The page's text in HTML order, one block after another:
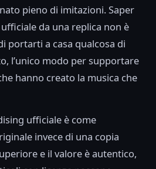
pieno di imitazioni. Saper
da una replica non è
portarti a casa qualcosa di
l’unico modo per supportare
hanno creato la musica che
ufficiale è come
invece di una copia
e il valore è autentico,